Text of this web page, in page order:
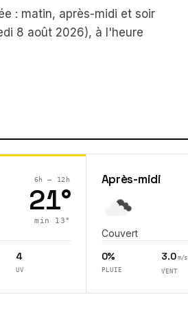
: matin, après-midi et soir
8 août 2026), à l'heure
6h – 12h
21°
min 13°
4
UV
Après-midi
Couvert
0%
PLUIE
3.0 m/s
VENT